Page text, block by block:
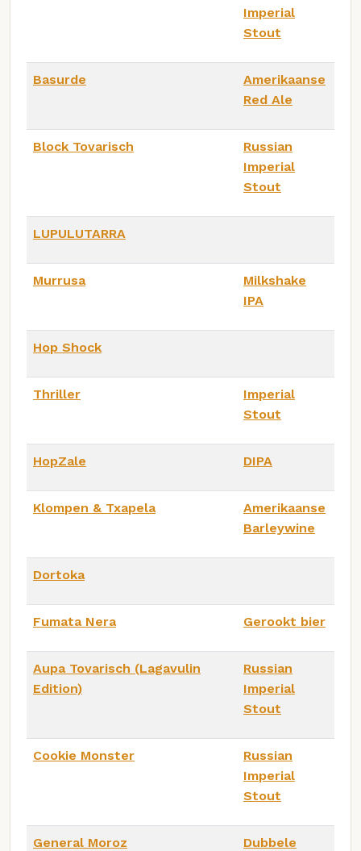
Imperial
Stout
Basurde
Amerikaanse
Red Ale
Block Tovarisch
Russian
Imperial
Stout
LUPULUTARRA
Murrusa
Milkshake
IPA
Hop Shock
Thriller
Imperial
Stout
HopZale DIPA
Klompen & Txapela
Amerikaanse
Barleywine
Dortoka
Fumata Nera Gerookt bier
Aupa Tovarisch (Lagavulin
Edition)
Russian
Imperial
Stout
Cookie Monster
Russian
Imperial
Stout
General Moroz
Dubbele